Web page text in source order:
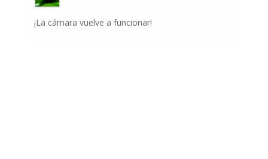
¡La cámara vuelve a funcionar!